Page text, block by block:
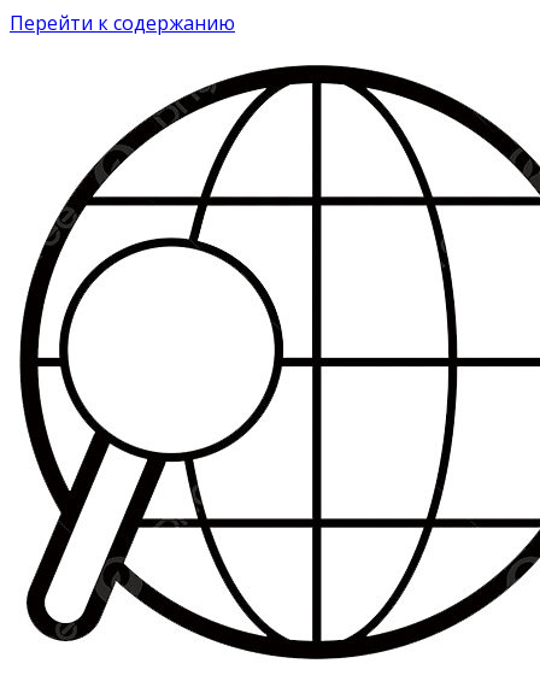
Перейти к содержанию